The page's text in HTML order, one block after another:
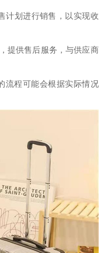
计划进行销售，以实现收
提供售后服务，与供应商
流程可能会根据实际情况